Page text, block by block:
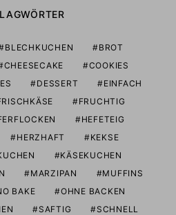
BLECHKUCHEN
BROT
CHEESECAKE
COOKIES
DESSERT
EINFACH
FRUCHTIG
HEFETEIG
HERZHAFT
KEKSE
KÄSEKUCHEN
MARZIPAN
MUFFINS
BAKE
OHNE BACKEN
SAFTIG
SCHNELL